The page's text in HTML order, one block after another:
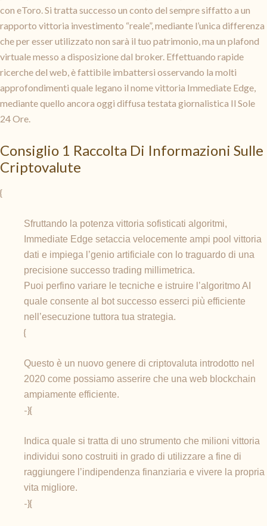
con eToro. Si tratta successo un conto del sempre siffatto a un
rapporto vittoria investimento “reale”, mediante l’unica differenza
che per esser utilizzato non sarà il tuo patrimonio, ma un plafond
virtuale messo a disposizione dal broker. Effettuando rapide
ricerche del web, è fattibile imbattersi osservando la molti
approfondimenti quale legano il nome vittoria Immediate Edge,
mediante quello ancora oggi diffusa testata giornalistica Il Sole
24 Ore.
Consiglio 1 Raccolta Di Informazioni Sulle
Criptovalute
{
Sfruttando la potenza vittoria sofisticati algoritmi,
Immediate Edge setaccia velocemente ampi pool vittoria
dati e impiega l’genio artificiale con lo traguardo di una
precisione successo trading millimetrica.
Puoi perfino variare le tecniche e istruire l’algoritmo AI
quale consente al bot successo esserci più efficiente
nell’esecuzione tuttora tua strategia.
{
Questo è un nuovo genere di criptovaluta introdotto nel
2020 come possiamo asserire che una web blockchain
ampiamente efficiente.
-}{
Indica quale si tratta di uno strumento che milioni vittoria
individui sono costruiti in grado di utilizzare a fine di
raggiungere l’indipendenza finanziaria e vivere la propria
vita migliore.
-}{